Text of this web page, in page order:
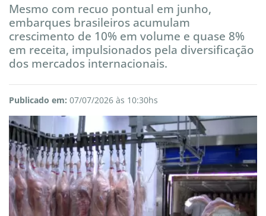
Mesmo com recuo pontual em junho,
embarques brasileiros acumulam
crescimento de 10% em volume e quase 8%
em receita, impulsionados pela diversificação
dos mercados internacionais.
Publicado em: 07/07/2026 às 10:30hs